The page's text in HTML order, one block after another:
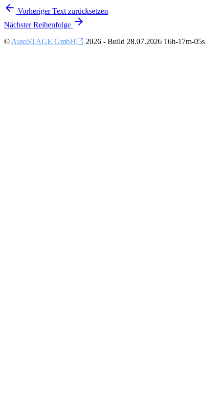
Vorheriger Text zurücksetzen
Nächster Reihenfolge
©AutoSTAGE GmbH 2026 - Build 28.07.2026 16h-17m-05s